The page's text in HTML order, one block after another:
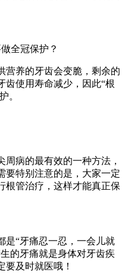
全冠保护？
养的牙齿会变脆，剩余的
齿使用寿命减少，因此“根
。
病的最有效的一种方法，
要特别注意的是，大家一定
根管治疗，这样才能真正保
“牙痛忍一忍，一会儿就
的牙痛就是身体对牙齿疾
要及时就医哦！